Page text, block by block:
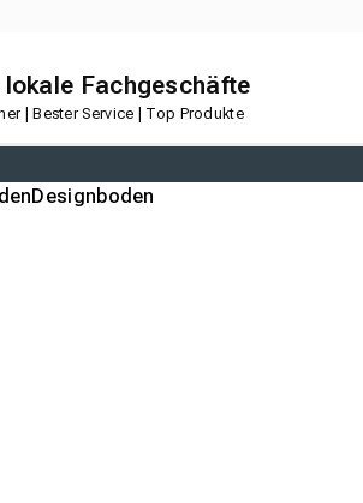
Fachgeschäfte
| Bester Service | Top Produkte
Designboden